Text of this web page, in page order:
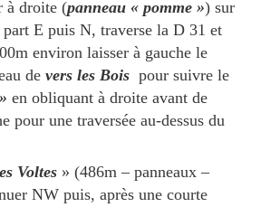
à droite (panneau « pomme ») sur
E puis N, traverse la D 31 et
environ laisser à gauche le
de vers les Bois pour suivre le
en obliquant à droite avant de
pour une traversée au-dessus du
Voltes » (486m – panneaux –
NW puis, après une courte